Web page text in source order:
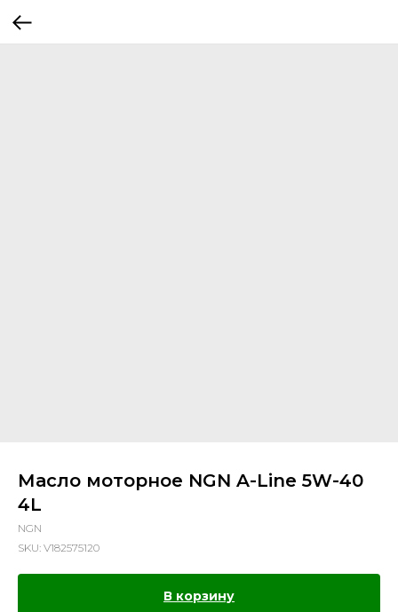
Масло моторное NGN A-Line 5W-40
4L
NGN
SKU: V182575120
В корзину